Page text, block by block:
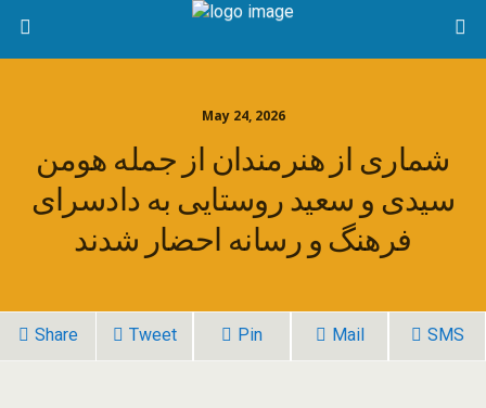
May 24, 2026
شماری از هنرمندان از جمله هومن
سیدی و سعید روستایی به دادسرای
فرهنگ و رسانه احضار شدند
Share Tweet Pin Mail SMS